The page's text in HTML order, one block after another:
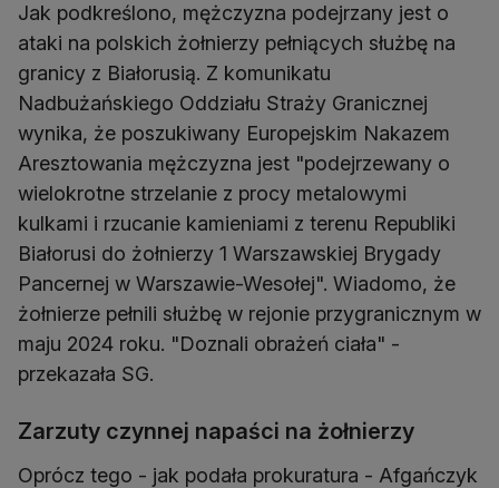
Jak podkreślono, mężczyzna podejrzany jest o
ataki na polskich żołnierzy pełniących służbę na
granicy z Białorusią. Z komunikatu
Nadbużańskiego Oddziału Straży Granicznej
wynika, że poszukiwany Europejskim Nakazem
Aresztowania mężczyzna jest "podejrzewany o
wielokrotne strzelanie z procy metalowymi
kulkami i rzucanie kamieniami z terenu Republiki
Białorusi do żołnierzy 1 Warszawskiej Brygady
Pancernej w Warszawie-Wesołej". Wiadomo, że
żołnierze pełnili służbę w rejonie przygranicznym w
maju 2024 roku. "Doznali obrażeń ciała" -
przekazała SG.
Zarzuty czynnej napaści na żołnierzy
Oprócz tego - jak podała prokuratura - Afgańczyk